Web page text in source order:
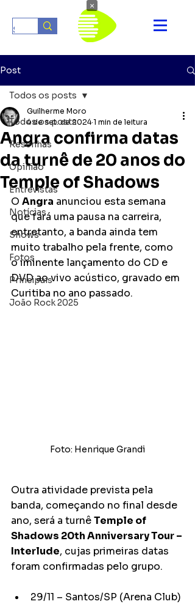
Post
Todos os posts
Resenhas
Opinião
Entrevistas
Notícias
Shows
Fotos
Principais
João Rock 2025
Todos os posts
Angra confirma datas
da turnê de 20 anos do
Temple of Shadows
Guilherme Moro
4 de set. de 2024 1 min de leitura
O Angra anunciou esta semana
que fará uma pausa na carreira,
entretanto, a banda ainda tem
muito trabalho pela frente, como
o iminente lançamento do CD e
DVD ao vivo acústico, gravado em
Curitiba no ano passado.
Foto: Henrique Grandi
Outra atividade prevista pela
banda, começando no final desde
ano, será a turnê Temple of
Shadows 20th Anniversary Tour –
Interlude, cujas primeiras datas
foram confirmadas pelo grupo.
29/11 – Santos/SP (Arena Club)
×